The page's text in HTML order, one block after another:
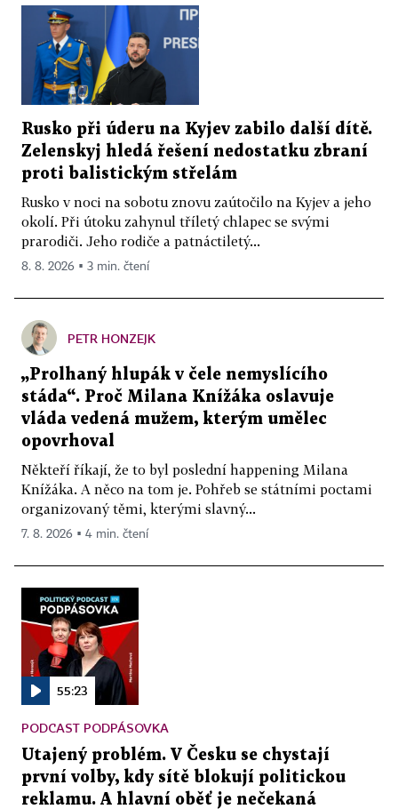
Rusko při úderu na Kyjev zabilo další dítě.
Zelenskyj hledá řešení nedostatku zbraní
proti balistickým střelám
Rusko v noci na sobotu znovu zaútočilo na Kyjev a jeho
okolí. Při útoku zahynul tříletý chlapec se svými
prarodiči. Jeho rodiče a patnáctiletý...
8. 8. 2026 ▪ 3 min. čtení
PETR HONZEJK
„Prolhaný hlupák v čele nemyslícího
stáda“. Proč Milana Knížáka oslavuje
vláda vedená mužem, kterým umělec
opovrhoval
Někteří říkají, že to byl poslední happening Milana
Knížáka. A něco na tom je. Pohřeb se státními poctami
organizovaný těmi, kterými slavný...
7. 8. 2026 ▪ 4 min. čtení
55:23
PODCAST PODPÁSOVKA
Utajený problém. V Česku se chystají
první volby, kdy sítě blokují politickou
reklamu. A hlavní oběť je nečekaná